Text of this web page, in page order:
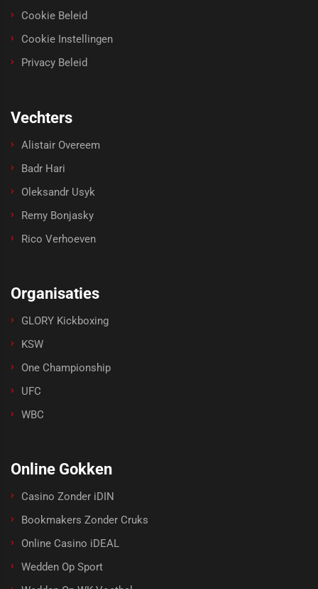
Cookie Beleid
Cookie Instellingen
Privacy Beleid
Vechters
Alistair Overeem
Badr Hari
Oleksandr Usyk
Remy Bonjasky
Rico Verhoeven
Organisaties
GLORY Kickboxing
KSW
One Championship
UFC
WBC
Online Gokken
Casino Zonder iDIN
Bookmakers Zonder Cruks
Online Casino iDEAL
Wedden Op Sport